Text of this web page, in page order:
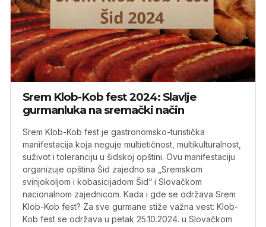
Srem Klob-Kob fest 2024: Slavlje
gurmanluka na sremački način
Srem Klob-Kob fest je gastronomsko-turistička
manifestacija koja neguje multietičnost, multikulturalnost,
suživot i toleranciju u šidskoj opštini. Ovu manifestaciju
organizuje opština Šid zajedno sa „Sremskom
svinjokoljom i kobasicijadom Šid“ i Slovačkom
nacionalnom zajednicom. Kada i gde se održava Srem
Klob-Kob fest? Za sve gurmane stiže važna vest: Klob-
Kob fest se održava u petak 25.10.2024. u Slovačkom